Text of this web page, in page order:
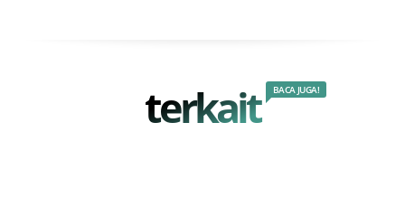
terkait BACA JUGA!